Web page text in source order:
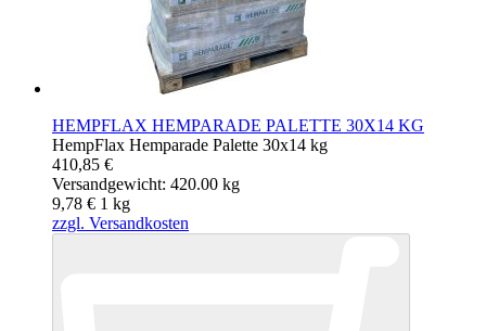
HEMPFLAX HEMPARADE PALETTE 30X14 KG
HempFlax Hemparade Palette 30x14 kg
410,85 €
Versandgewicht: 420.00 kg
9,78 € 1 kg
zzgl. Versandkosten